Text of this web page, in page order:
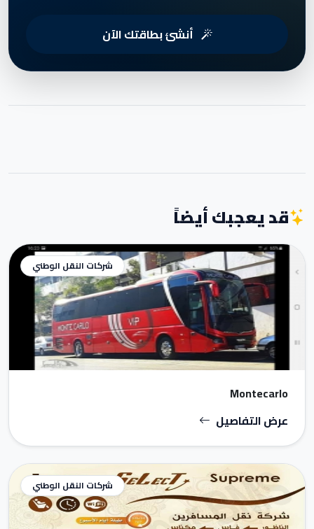
أنشئ بطاقتك الآن
قد يعجبك أيضاً
شركات النقل الوطني
Montecarlo
عرض التفاصيل
شركات النقل الوطني